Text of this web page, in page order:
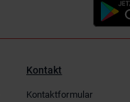
Kontakt
Kontaktformular